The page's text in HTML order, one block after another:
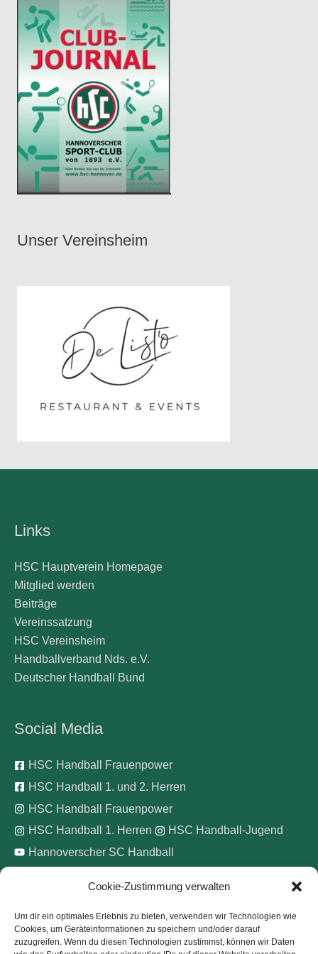
Cookie-Zustimmung verwalten
Um dir ein optimales Erlebnis zu bieten, verwenden wir Technologien wie
Cookies, um Geräteinformationen zu speichern und/oder darauf
zuzugreifen. Wenn du diesen Technologien zustimmst, können wir Daten
Unser Vereinsheim
Links
HSC Hauptverein Homepage
Mitglied werden
Beiträge
Vereinssatzung
HSC Vereinsheim
Handballverband Nds. e.V.
Deutscher Handball Bund
Social Media
HSC Handball Frauenpower
HSC Handball 1. und 2. Herren
HSC Handball Frauenpower
HSC Handball 1. Herren
HSC Handball-Jugend
Hannoverscher SC Handball
Pinke Zitronen e.V.